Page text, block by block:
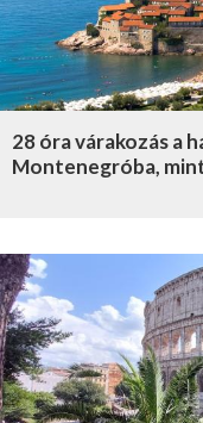
28 óra várakozás a
Montenegróba,